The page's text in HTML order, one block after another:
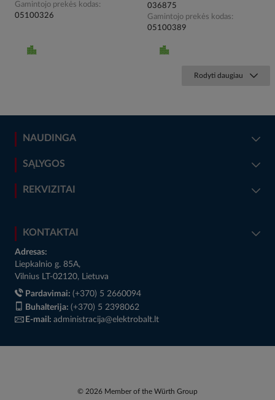
Gamintojo prekės kodas
05100326
036875
Gamintojo prekės kodas
05100389
Rodyti daugiau
NAUDINGA
SĄLYGOS
REKVIZITAI
KONTAKTAI
Adresas:
Liepkalnio g. 85A,
Vilnius LT-02120, Lietuva
Pardavimai: (+370) 5 2660094
Buhalterija: (+370) 5 2398062
E-mail: administracija@elektrobalt.lt
© 2026 Member of the Würth Group